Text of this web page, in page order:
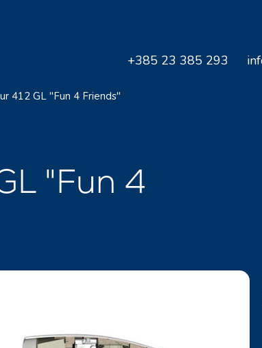
+385 23 385 293
412 GL "Fun 4 Friends"
"Fun 4